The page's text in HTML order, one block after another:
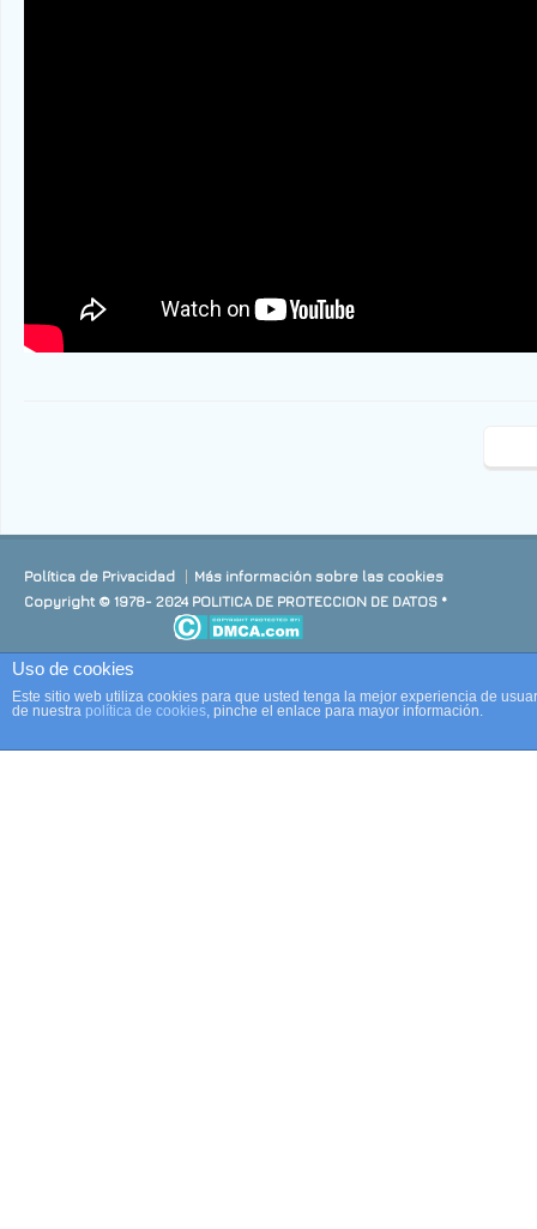
Política de Privacidad
Más información sobre las cookies
Copyright © 1978- 2024 POLITICA DE PROTECCION DE DATOS *
Uso de cookies
Este sitio web utiliza cookies para que usted tenga la mejor experiencia de
de nuestra política de cookies, pinche el enlace para mayor información.